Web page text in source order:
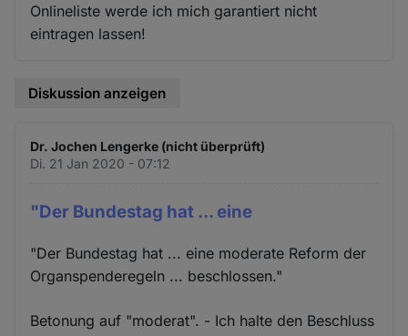
Onlineliste werde ich mich garantiert nicht
eintragen lassen!
Diskussion anzeigen
Dr. Jochen Lengerke (nicht überprüft)
Di. 21 Jan 2020 - 07:12
"Der Bundestag hat ... eine
"Der Bundestag hat ... eine moderate Reform der
Organspenderegeln ... beschlossen."
Betonung auf "moderat". - Ich halte den Beschluss